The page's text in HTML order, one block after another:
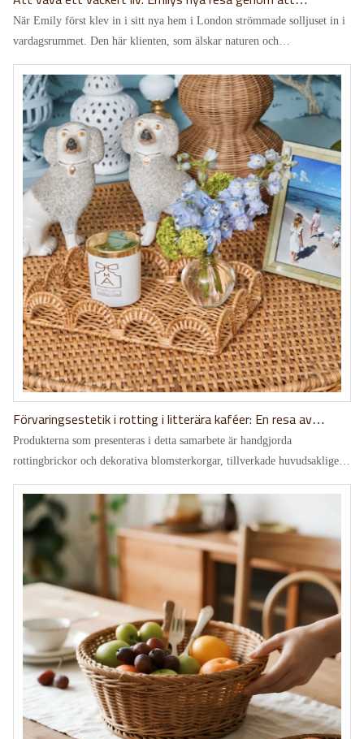
organisera hemmet
När Emily först klev in i sitt nya hem i London strömmade solljuset in i
vardagsrummet. Den här klienten, som älskar naturen och
hantverksmässig estetik, hade redan en vision i åtanke: att använda en
serie varma, rustika flätade korgar för att förvara vardagens glädjeämnen
och sorger.
Förvaringsestetik i rotting i litterära kaféer: En resa av
skräddarsytt samarbete för kaféer
Produkterna som presenteras i detta samarbete är handgjorda
rottingbrickor och dekorativa blomsterkorgar, tillverkade huvudsakligen
av naturlig rotting, vilka både är andningsbara och bärande, och kan
anpassas i storlek och färg.